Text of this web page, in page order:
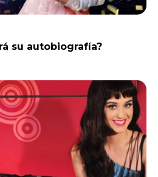
su autobiografía?